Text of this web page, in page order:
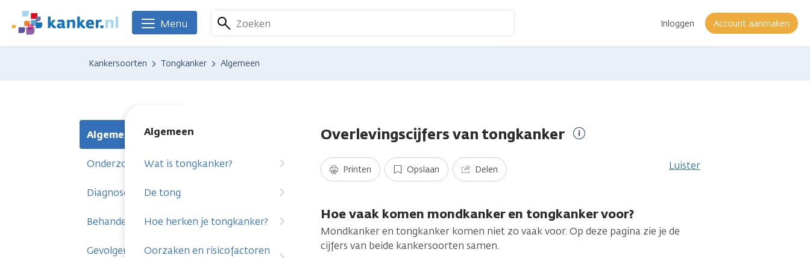
naar
We
zijn
Zoeken Inloggen Account aanmaken
Menu
Kankersoorten Tongkanker Algemeen
Algemeen Algemeen
Wat is tongkanker?
De tong
Hoe herken je tongkanker?
Oorzaken en risicofactoren
Onderzoeken
Diagnose
Behandelingen
Gevolgen
Overlevingscijfers van tongkanker
Printen Opslaan Delen Luister
Hoe vaak komen mondkanker en tongkanker voor?
Mondkanker en tongkanker komen niet zo vaak voor. Op deze pagina zie je de
cijfers van beide kankersoorten samen.